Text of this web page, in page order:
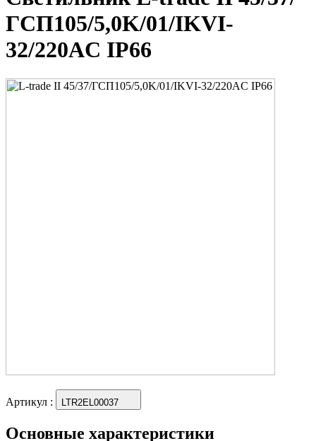
ГСП105/5,0K/01/IKVI-
32/220AC IP66
Артикул : LTR2EL00037
Основные характеристики